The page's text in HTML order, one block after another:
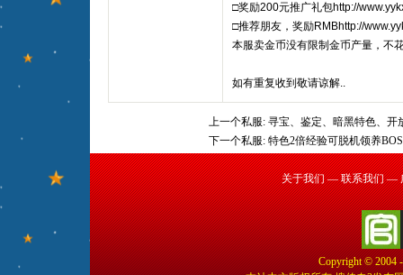
□奖励200元推广礼包http://
□推荐朋友，奖励RMBhttp://
本服卖金币没有限制金币产量，不
如有重复收到敬请谅解..
上一个私服: 寻宝、鉴定、暗黑特色、开
下一个私服: 特色2倍经验可脱机领养
关于我们 — 联系我们 —
Copyright © 2004